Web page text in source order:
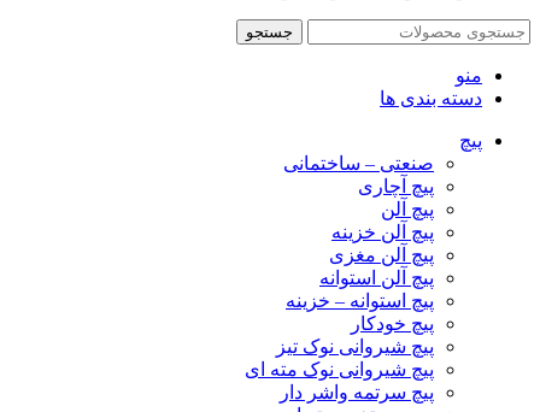
جستجو
منو
دسته بندی ها
پیچ
صنعتی – ساختمانی
پیچ آچاری
پیچ آلن
پیچ آلن خزینه
پیچ آلن مغزی
پیچ آلن استوانه
پیچ استوانه – خزینه
پیچ خودکار
پیچ شیروانی نوک تیز
پیچ شیروانی نوک مته ای
پیچ سرتمه واشر دار